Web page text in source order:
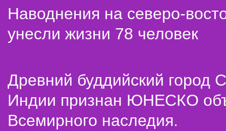
Наводнения на северо-
унесли жизни 78 человек
Древний буддийский город
Индии признан ЮНЕСКО
Всемирного наследия.